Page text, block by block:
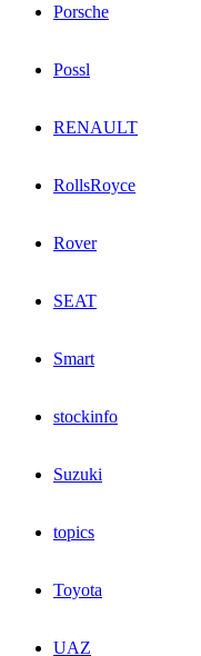
Porsche
Possl
RENAULT
RollsRoyce
Rover
SEAT
Smart
stockinfo
Suzuki
topics
Toyota
UAZ